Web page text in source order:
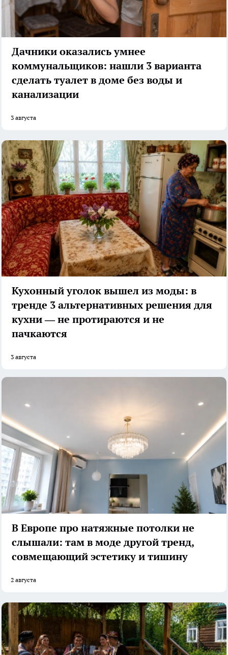
Дачники оказались умнее
коммунальщиков: нашли 3 варианта
сделать туалет в доме без воды и
канализации
3 августа
Кухонный уголок вышел из моды: в
тренде 3 альтернативных решения для
кухни — не протираются и не
пачкаются
3 августа
В Европе про натяжные потолки не
слышали: там в моде другой тренд,
совмещающий эстетику и тишину
2 августа